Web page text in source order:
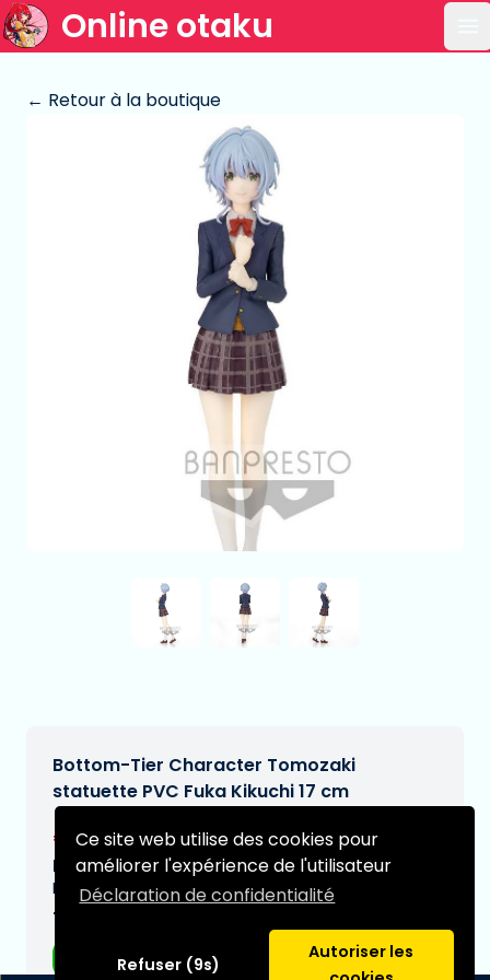
Ce site web utilise des cookies pour
améliorer l'expérience de l'utilisateur
Déclaration de confidentialité
Refuser (9s)
Autoriser les
Online otaku
← Retour à la boutique
Bottom-Tier Character Tomozaki
statuette PVC Fuka Kikuchi 17 cm
€23,95 [Sous réserve de modifications]
Date de livraison prévue:
N/A
Type:
Figurines d'anime